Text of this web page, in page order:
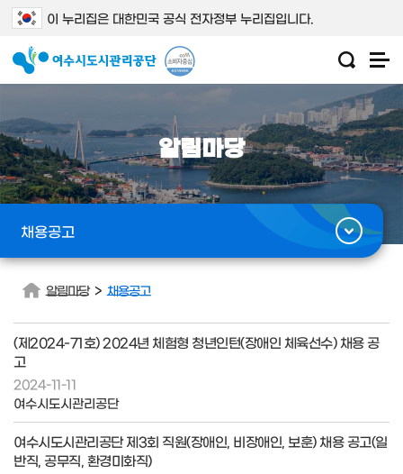
이 누리집은 대한민국 공식 전자정부 누리집입니다.
알림마당
채용공고
알림마당 > 채용공고
(제2024-71호) 2024년 체험형 청년인턴(장애인 체육선수) 채용 공
고
2024-11-11
여수시도시관리공단
여수시도시관리공단 제3회 직원(장애인, 비장애인, 보훈) 채용 공고(일
반직, 공무직, 환경미화직)